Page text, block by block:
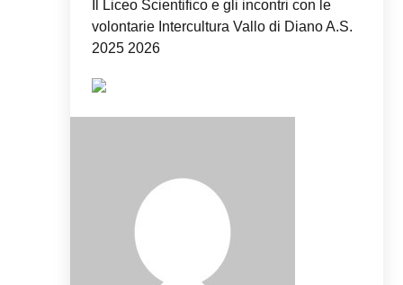
Il Liceo Scientifico e gli incontri con le
volontarie Intercultura Vallo di Diano A.S.
2025 2026